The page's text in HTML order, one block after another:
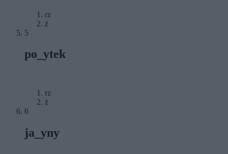
rz
ż
5
po_ytek
rz
ż
6
ja_yny